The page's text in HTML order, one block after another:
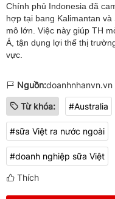
Chính phủ Indonesia đã
hợp tại bang Kalimantan
mô lớn. Việc này giúp TH
Á, tận dụng lợi thế thị
vực.
Nguồn:doanhnhanvn.vn
Từ khóa: #Australia
#sữa Việt ra nước ngoài
#doanh nghiệp sữa Việt
Thích